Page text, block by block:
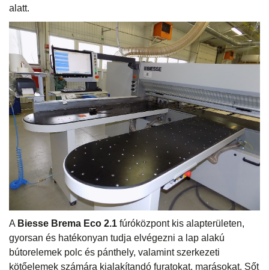
alatt.
A Biesse Brema Eco 2.1 fúróközpont kis alapterületen,
gyorsan és hatékonyan tudja elvégezni a lap alakú
bútorelemek polc és pánthely, valamint szerkezeti
kötőelemek számára kialakítandó furatokat, marásokat. Sőt